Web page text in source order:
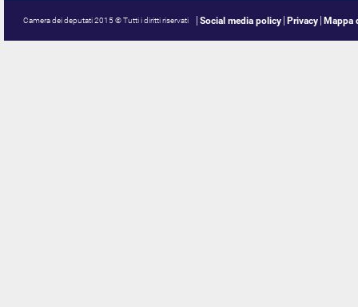
Camera dei deputati 2015 © Tutti i diritti riservati Social media policy Privacy Mappa